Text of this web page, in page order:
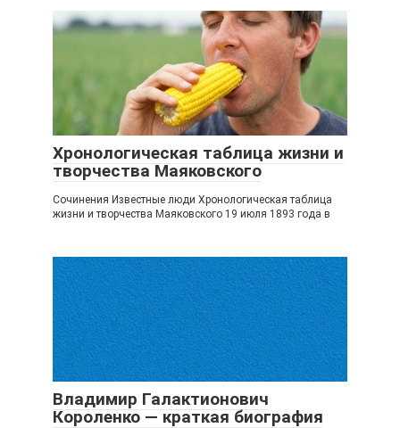
Хронологическая таблица жизни и
творчества Маяковского
Сочинения Известные люди Хронологическая таблица
жизни и творчества Маяковского 19 июля 1893 года в
Владимир Галактионович
Короленко — краткая биография